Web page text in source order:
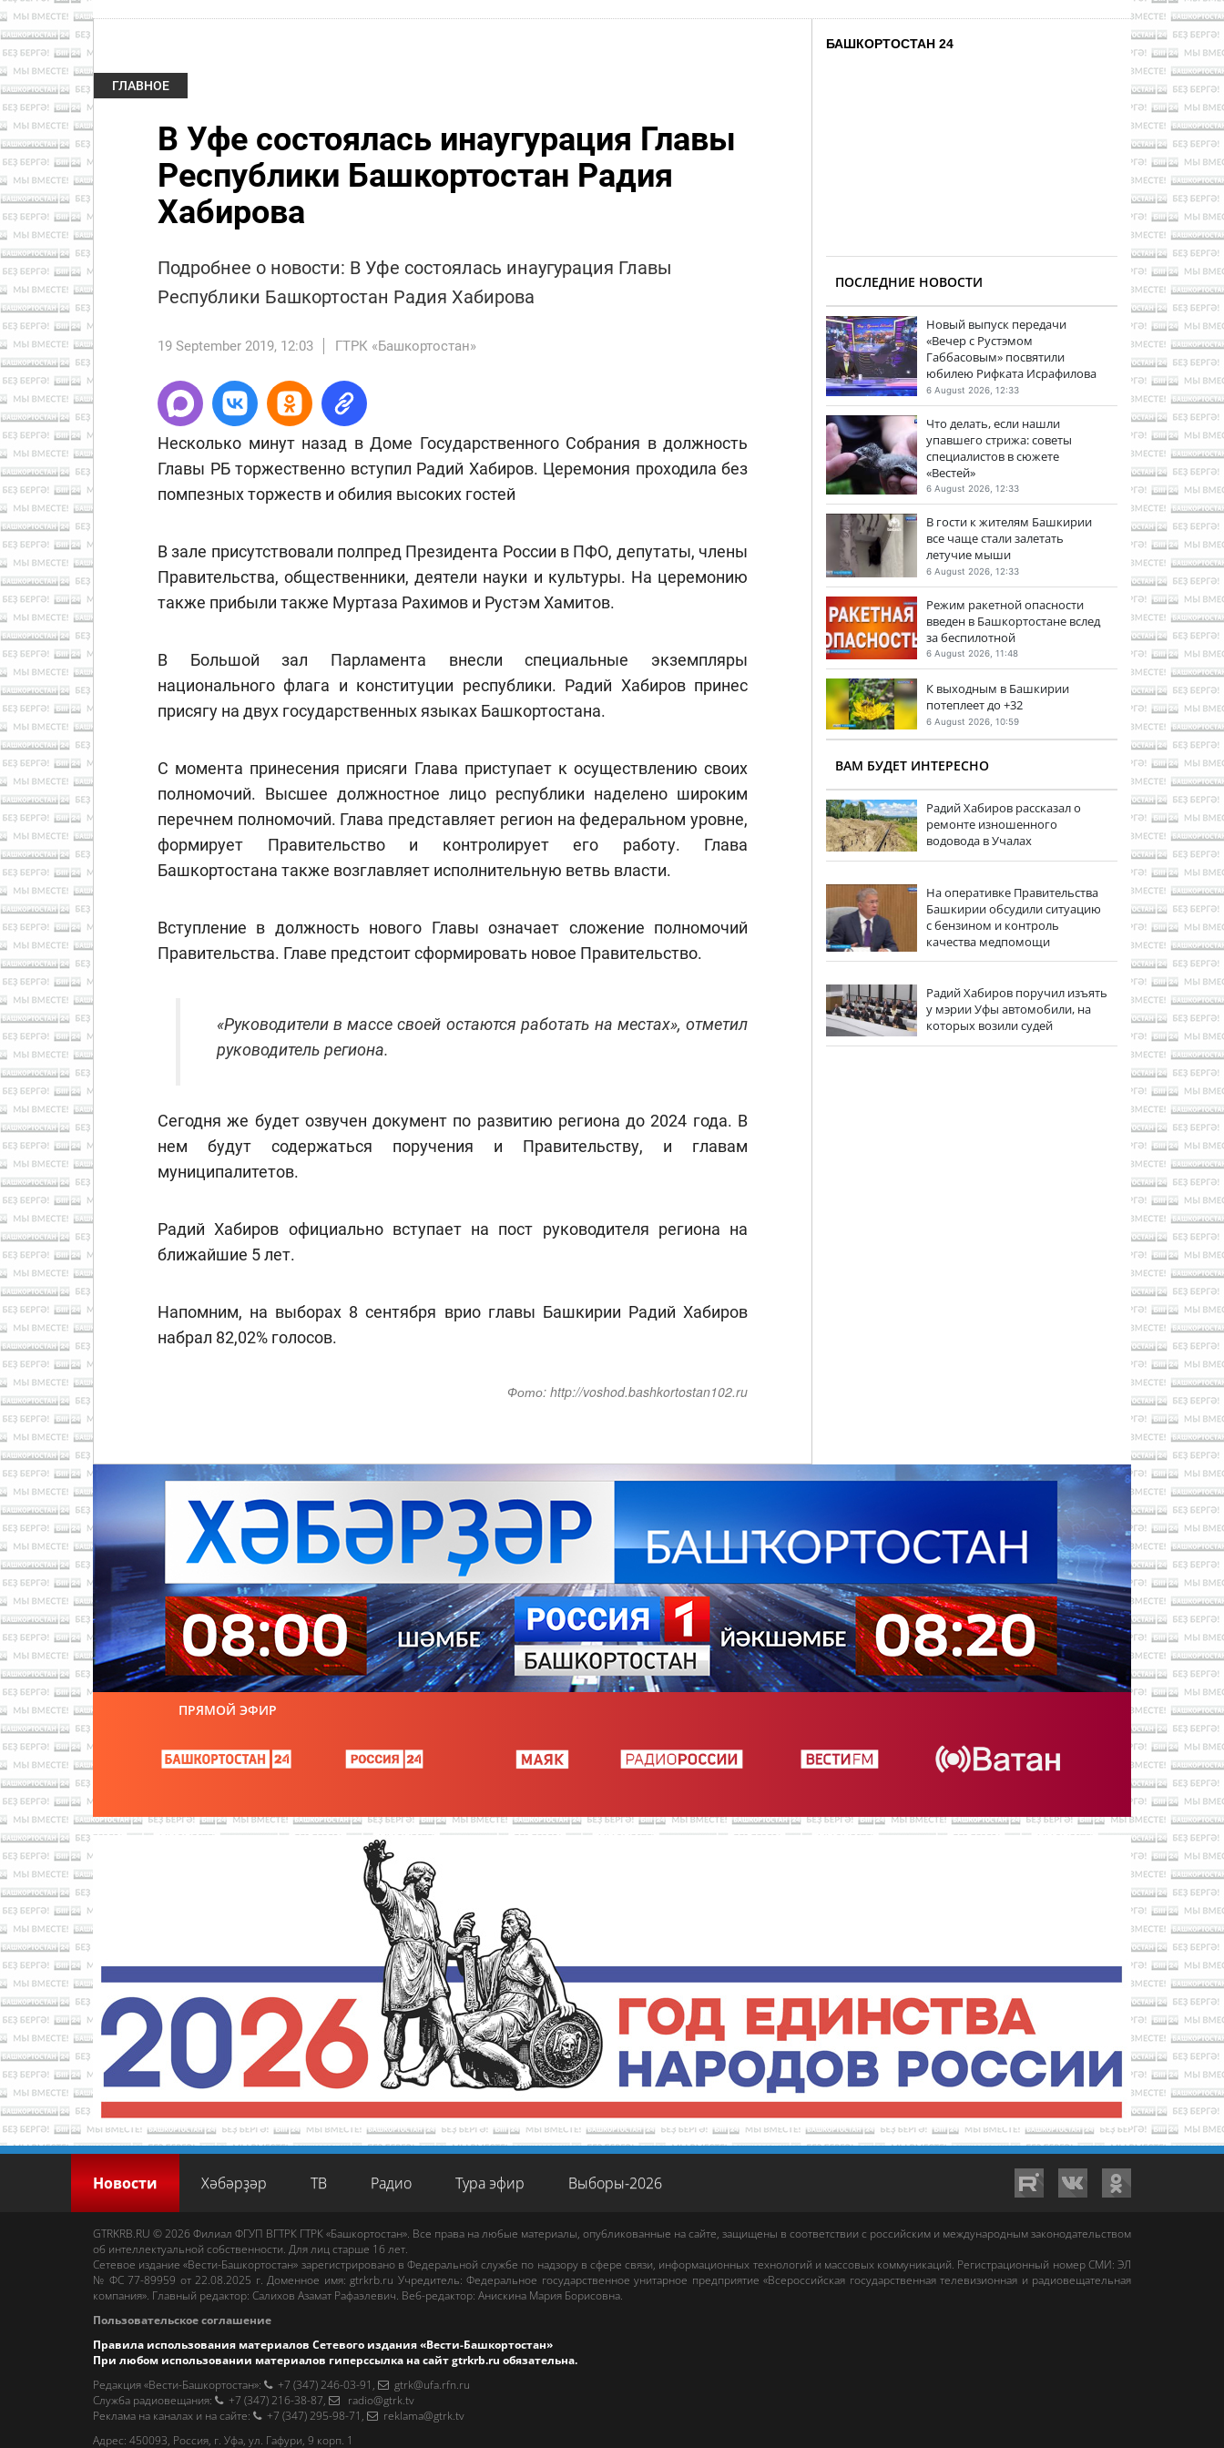
ГЛАВНОЕ
В Уфе состоялась инаугурация Главы
Республики Башкортостан Радия
Хабирова
Подробнее о новости: В Уфе состоялась инаугурация Главы
Республики Башкортостан Радия Хабирова
19 September 2019, 12:03 ГТРК «Башкортостан»
Несколько минут назад в Доме Государственного Собрания в должность
Главы РБ торжественно вступил Радий Хабиров. Церемония проходила без
помпезных торжеств и обилия высоких гостей
В зале присутствовали полпред Президента России в ПФО, депутаты, члены
Правительства, общественники, деятели науки и культуры. На церемонию
также прибыли также Муртаза Рахимов и Рустэм Хамитов.
В Большой зал Парламента внесли специальные экземпляры
национального флага и конституции республики. Радий Хабиров принес
присягу на двух государственных языках Башкортостана.
С момента принесения присяги Глава приступает к осуществлению своих
полномочий. Высшее должностное лицо республики наделено широким
перечнем полномочий. Глава представляет регион на федеральном уровне,
формирует Правительство и контролирует его работу. Глава
Башкортостана также возглавляет исполнительную ветвь власти.
Вступление в должность нового Главы означает сложение полномочий
Правительства. Главе предстоит сформировать новое Правительство.
«Руководители в массе своей остаются работать на местах», отметил
руководитель региона.
Сегодня же будет озвучен документ по развитию региона до 2024 года. В
нем будут содержаться поручения и Правительству, и главам
муниципалитетов.
Радий Хабиров официально вступает на пост руководителя региона на
ближайшие 5 лет.
Напомним, на выборах 8 сентября врио главы Башкирии Радий Хабиров
набрал 82,02% голосов.
Фото: http://voshod.bashkortostan102.ru
БАШКОРТОСТАН 24
ПОСЛЕДНИЕ НОВОСТИ
Новый выпуск передачи
«Вечер с Рустэмом
Габбасовым» посвятили
юбилею Рифката Исрафилова
6 August 2026, 12:33
Что делать, если нашли
упавшего стрижа: советы
специалистов в сюжете
«Вестей»
6 August 2026, 12:33
В гости к жителям Башкирии
все чаще стали залетать
летучие мыши
6 August 2026, 12:33
Режим ракетной опасности
введен в Башкортостане вслед
за беспилотной
6 August 2026, 11:48
К выходным в Башкирии
потеплеет до +32
6 August 2026, 10:59
ВАМ БУДЕТ ИНТЕРЕСНО
Радий Хабиров рассказал о
ремонте изношенного
водовода в Учалах
На оперативке Правительства
Башкирии обсудили ситуацию
с бензином и контроль
качества медпомощи
Радий Хабиров поручил изъять
у мэрии Уфы автомобили, на
которых возили судей
ПРЯМОЙ ЭФИР
Новости Хәбәрҙәр ТВ Радио Тура эфир Выборы-2026
GTRKRB.RU © 2026 Филиал ФГУП ВГТРК ГТРК «Башкортостан». Все права на любые материалы, опубликованные на сайте, защищены в соответствии с российским и международным законодательством
об интеллектуальной собственности. Для лиц старше 16 лет.
Сетевое издание «Вести-Башкортостан» зарегистрировано в Федеральной службе по надзору в сфере связи, информационных технологий и массовых коммуникаций. Регистрационный номер СМИ: ЭЛ
№ ФС 77-89959 от 22.08.2025 г. Доменное имя:gtrkrb.ru Учредитель: Федеральное государственное унитарное предприятие «Всероссийская государственная телевизионная и радиовещательная
компания». Главный редактор: Салихов Азамат Рафаэлевич. Веб-редактор: Анискина Мария Борисовна.
Пользовательское соглашение
Правила использования материалов Сетевого издания «Вести-Башкортостан»
При любом использовании материалов гиперссылка на сайтgtrkrb.ru обязательна.
Редакция «Вести-Башкортостан»: +7 (347) 246-03-91 ,
gtrk@ufa.rfn.ru
Cлужба радиовещания: +7 (347) 216-38-87,
radio@gtrk.tv
Реклама на каналах и на сайте: +7 (347) 295-98-71 ,
reklama@gtrk.tv
Адрес: 450093, Россия, г. Уфа, ул. Гафури, 9 корп. 1